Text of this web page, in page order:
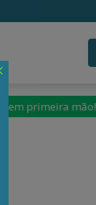
em primeira mão!